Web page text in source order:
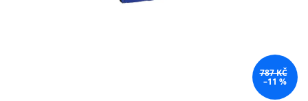
787 KČ
–11 %